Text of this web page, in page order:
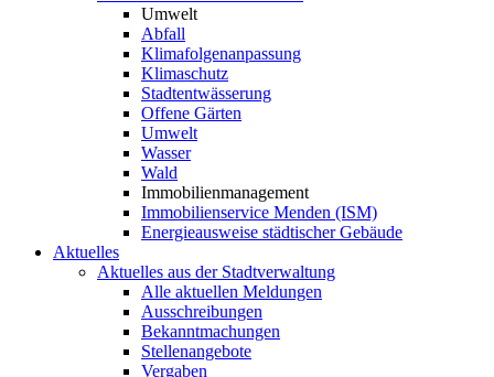
Umwelt
Abfall
Klimafolgenanpassung
Klimaschutz
Stadtentwässerung
Offene Gärten
Umwelt
Wasser
Wald
Immobilienmanagement
Immobilienservice Menden (ISM)
Energieausweise städtischer Gebäude
Aktuelles
Aktuelles aus der Stadtverwaltung
Alle aktuellen Meldungen
Ausschreibungen
Bekanntmachungen
Stellenangebote
Vergaben